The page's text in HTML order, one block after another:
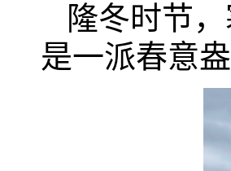
隆冬时节
是一派春意